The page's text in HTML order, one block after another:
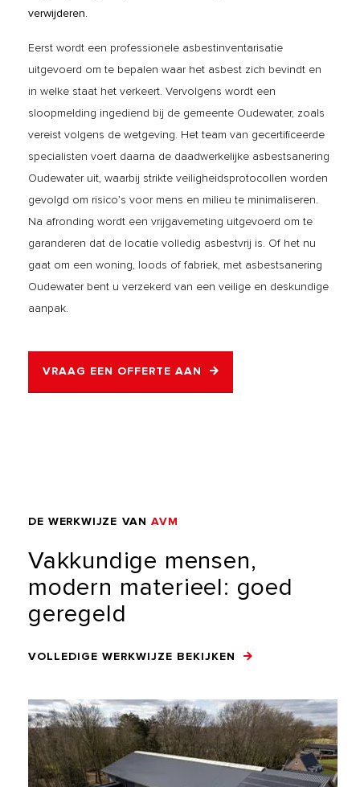
verwijderen.
Eerst wordt een professionele asbestinventarisatie
uitgevoerd om te bepalen waar het asbest zich bevindt en
in welke staat het verkeert. Vervolgens wordt een
sloopmelding ingediend bij de gemeente Oudewater, zoals
vereist volgens de wetgeving. Het team van gecertificeerde
specialisten voert daarna de daadwerkelijke asbestsanering
Oudewater uit, waarbij strikte veiligheidsprotocollen worden
gevolgd om risico’s voor mens en milieu te minimaliseren.
Na afronding wordt een vrijgavemeting uitgevoerd om te
garanderen dat de locatie volledig asbestvrij is. Of het nu
gaat om een woning, loods of fabriek, met asbestsanering
Oudewater bent u verzekerd van een veilige en deskundige
aanpak.
VRAAG EEN OFFERTE AAN
DE WERKWIJZE VAN AVM
Vakkundige mensen,
modern materieel: goed
geregeld
VOLLEDIGE WERKWIJZE BEKIJKEN